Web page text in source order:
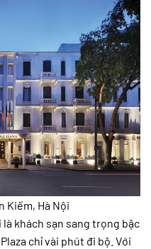
Kiếm, Hà Nội
khách sạn sang trọng bậc
chỉ vài phút đi bộ. Với